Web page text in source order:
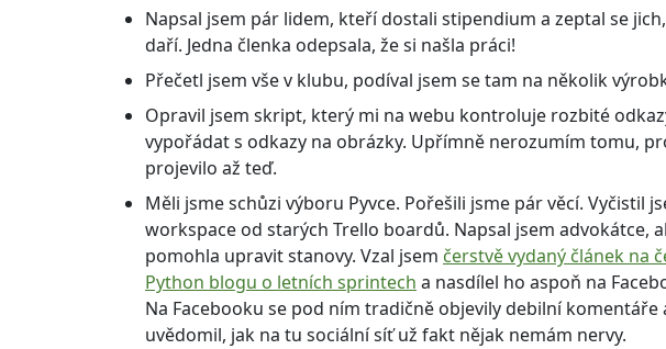
Napsal jsem pár lidem, kteří dostali stipendium a zeptal se
daří. Jedna členka odepsala, že si našla práci!
Přečetl jsem vše v klubu, podíval jsem se tam na několik
Opravil jsem skript, který mi na webu kontroluje rozbité
vypořádat s odkazy na obrázky. Upřímně nerozumím tomu,
projevilo až teď.
Měli jsme schůzi výboru Pyvce. Pořešili jsme pár věcí. Vyčistil
workspace od starých Trello boardů. Napsal jsem advokátce,
pomohla upravit stanovy. Vzal jsem čerstvě vydaný článek na
Python blogu o letních sprintech a nasdílel ho aspoň na
Na Facebooku se pod ním tradičně objevily debilní komentáře
uvědomil, jak na tu sociální síť už fakt nějak nemám nervy.